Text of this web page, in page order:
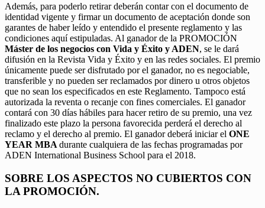
Además, para poderlo retirar deberán contar con el documento de
identidad vigente y firmar un documento de aceptación donde son
garantes de haber leído y entendido el presente reglamento y las
condiciones aquí estipuladas. Al ganador de la PROMOCIÓN
Máster de los negocios con Vida y Éxito y ADEN, se le dará
difusión en la Revista Vida y Éxito y en las redes sociales. El premio
únicamente puede ser disfrutado por el ganador, no es negociable,
transferible y no pueden ser reclamados por dinero u otros objetos
que no sean los especificados en este Reglamento. Tampoco está
autorizada la reventa o recanje con fines comerciales. El ganador
contará con 30 días hábiles para hacer retiro de su premio, una vez
finalizado este plazo la persona favorecida perderá el derecho al
reclamo y el derecho al premio. El ganador deberá iniciar el ONE
YEAR MBA durante cualquiera de las fechas programadas por
ADEN International Business School para el 2018.
SOBRE LOS ASPECTOS NO CUBIERTOS CON
LA PROMOCIÓN.